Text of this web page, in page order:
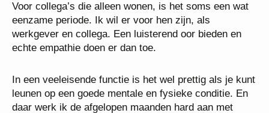
Voor collega’s die alleen wonen, is het soms een wat
eenzame periode. Ik wil er voor hen zijn, als
werkgever en collega. Een luisterend oor bieden en
echte empathie doen er dan toe.
In een veeleisende functie is het wel prettig als je kunt
leunen op een goede mentale en fysieke conditie. En
daar werk ik de afgelopen maanden hard aan met